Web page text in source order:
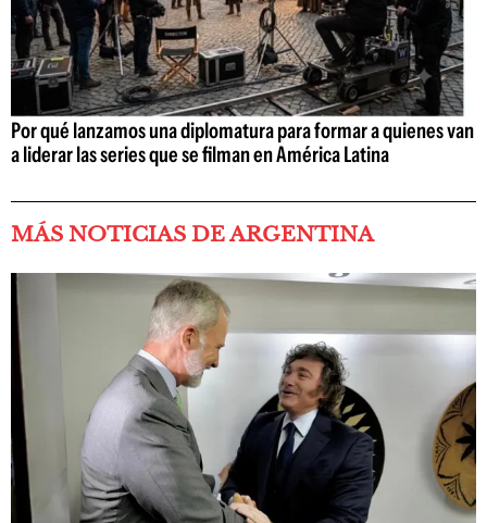
Por qué lanzamos una diplomatura para formar a quienes van
a liderar las series que se filman en América Latina
MÁS NOTICIAS DE ARGENTINA